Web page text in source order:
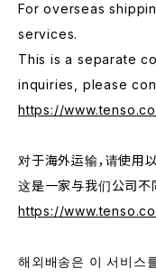
For overseas
services.
This is a separate
inquiries, please
https://
对于海外运输，请使用
这是一家与我们公司不
https://
해외배송은 이 서비스